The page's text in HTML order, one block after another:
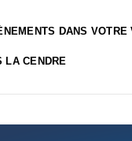
DANS VOTRE
LA CENDRE